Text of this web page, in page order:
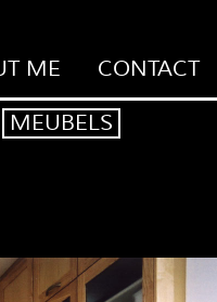
MEUBELS
ME CONTACT